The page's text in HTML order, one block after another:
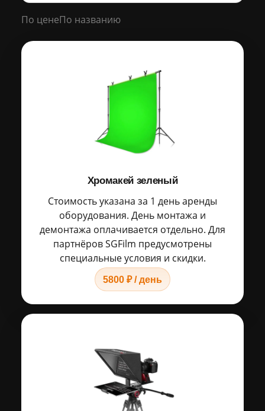
По ценеПо названию
Хромакей зеленый
Стоимость указана за 1 день аренды
оборудования. День монтажа и
демонтажа оплачивается отдельно. Для
партнёров SGFilm предусмотрены
специальные условия и скидки.
5800 ₽ / день